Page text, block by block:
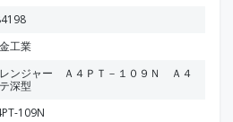
工業
ンジャー Ａ４ＰＴ－１０９Ｎ Ａ４
深型
109N